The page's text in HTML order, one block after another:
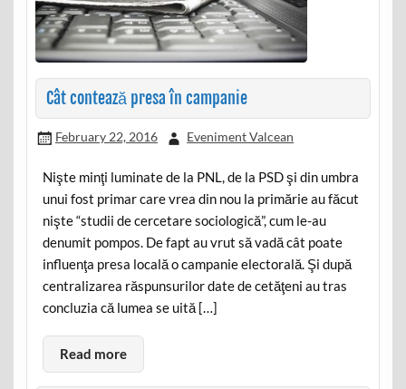
Cât contează presa în campanie
February 22, 2016 Eveniment Valcean
Nişte minţi luminate de la PNL, de la PSD şi din umbra
unui fost primar care vrea din nou la primărie au făcut
nişte “studii de cercetare sociologică”, cum le-au
denumit pompos. De fapt au vrut să vadă cât poate
influenţa presa locală o campanie electorală. Şi după
centralizarea răspunsurilor date de cetăţeni au tras
concluzia că lumea se uită […]
Read more